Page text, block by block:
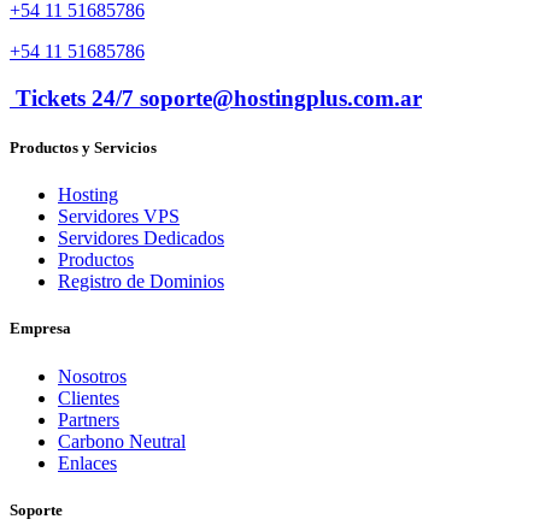
+54 11 51685786
+54 11 51685786
Tickets 24/7 soporte@hostingplus.com.ar
Productos y Servicios
Hosting
Servidores VPS
Servidores Dedicados
Productos
Registro de Dominios
Empresa
Nosotros
Clientes
Partners
Carbono Neutral
Enlaces
Soporte